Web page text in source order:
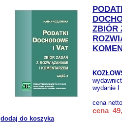
ZBIÓR
wydanie I
cena
cena
dodaj do koszyka